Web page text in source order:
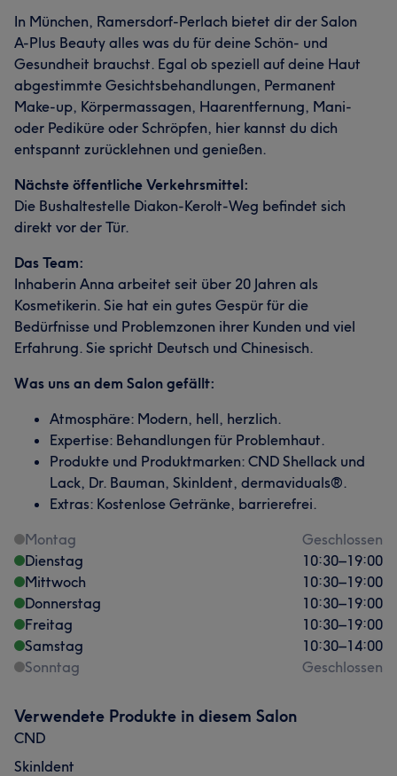
In München, Ramersdorf-Perlach bietet dir der Salon
A-Plus Beauty alles was du für deine Schön- und
Gesundheit brauchst. Egal ob speziell auf deine Haut
abgestimmte Gesichtsbehandlungen, Permanent
Make-up, Körpermassagen, Haarentfernung, Mani-
oder Pediküre oder Schröpfen, hier kannst du dich
entspannt zurücklehnen und genießen.
Nächste öffentliche Verkehrsmittel:
Die Bushaltestelle Diakon-Kerolt-Weg befindet sich
direkt vor der Tür.
Das Team:
Inhaberin Anna arbeitet seit über 20 Jahren als
Kosmetikerin. Sie hat ein gutes Gespür für die
Bedürfnisse und Problemzonen ihrer Kunden und viel
Erfahrung. Sie spricht Deutsch und Chinesisch.
Was uns an dem Salon gefällt:
Atmosphäre: Modern, hell, herzlich.
Expertise: Behandlungen für Problemhaut.
Produkte und Produktmarken: CND Shellack und
Lack, Dr. Bauman, SkinIdent, dermaviduals®.
Extras: Kostenlose Getränke, barrierefrei.
Montag
Geschlossen
Dienstag
10:30–19:00
Mittwoch
10:30–19:00
Donnerstag
10:30–19:00
Freitag
10:30–19:00
Samstag
10:30–14:00
Sonntag
Geschlossen
Verwendete Produkte in diesem Salon
CND
SkinIdent